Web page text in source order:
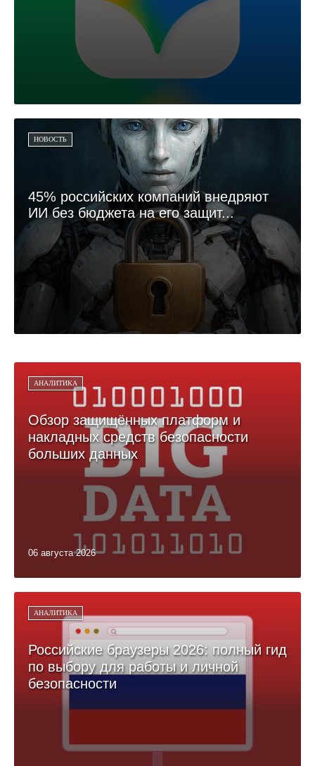
НОВОСТЬ
45% российских компаний внедряют
ИИ без бюджета на его защит...
АНАЛИТИКА
Обзор защищённых платформ и
накладных средств безопасности
больших данных
06 августа 2026
АНАЛИТИКА
Российские браузеры 2026: полный гид
по выбору для работы и личной
безопасности